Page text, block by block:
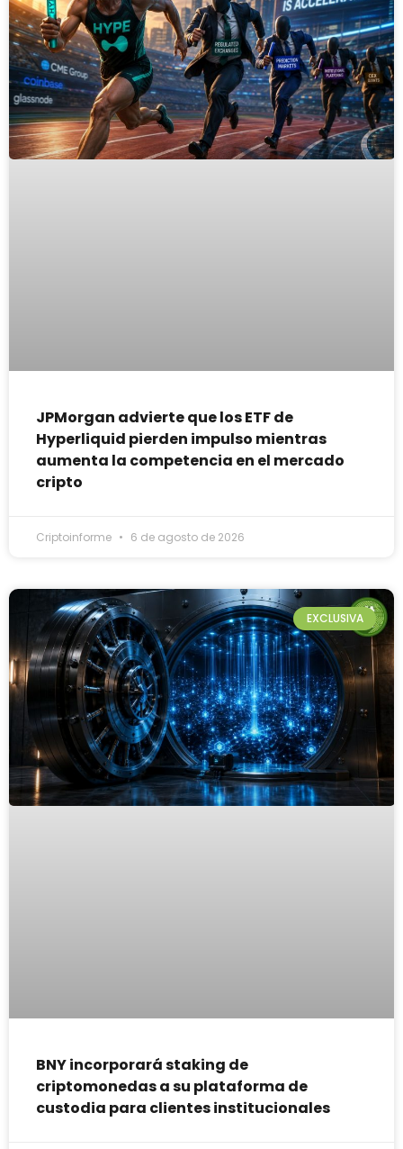
JPMorgan advierte que los ETF de
Hyperliquid pierden impulso mientras
aumenta la competencia en el mercado
cripto
Criptoinforme 6 de agosto de 2026
EXCLUSIVA
BNY incorporará staking de
criptomonedas a su plataforma de
custodia para clientes institucionales